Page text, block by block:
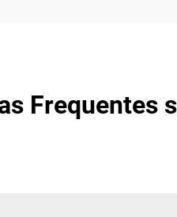
Frequentes